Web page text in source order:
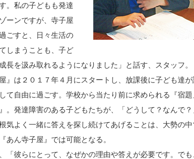
。私の子どもも発達
ーンですが、寺子屋
ごすと、日々生活の
しまうことも、子ど
長を汲み取れるようになりました」と話す、スタッフ。
』は２０１７年４月にスタートし、放課後に子ども達
て自由に過ごす。学校から当たり前に求められる『宿
。発達障害のある子どもたちが、「どうして？なんで
気よく一緒に答えを探し続けてあげることは、大勢の
あん寺子屋』では可能となる。
「彼らにとって、なぜかの理由や答えが必要です。でも